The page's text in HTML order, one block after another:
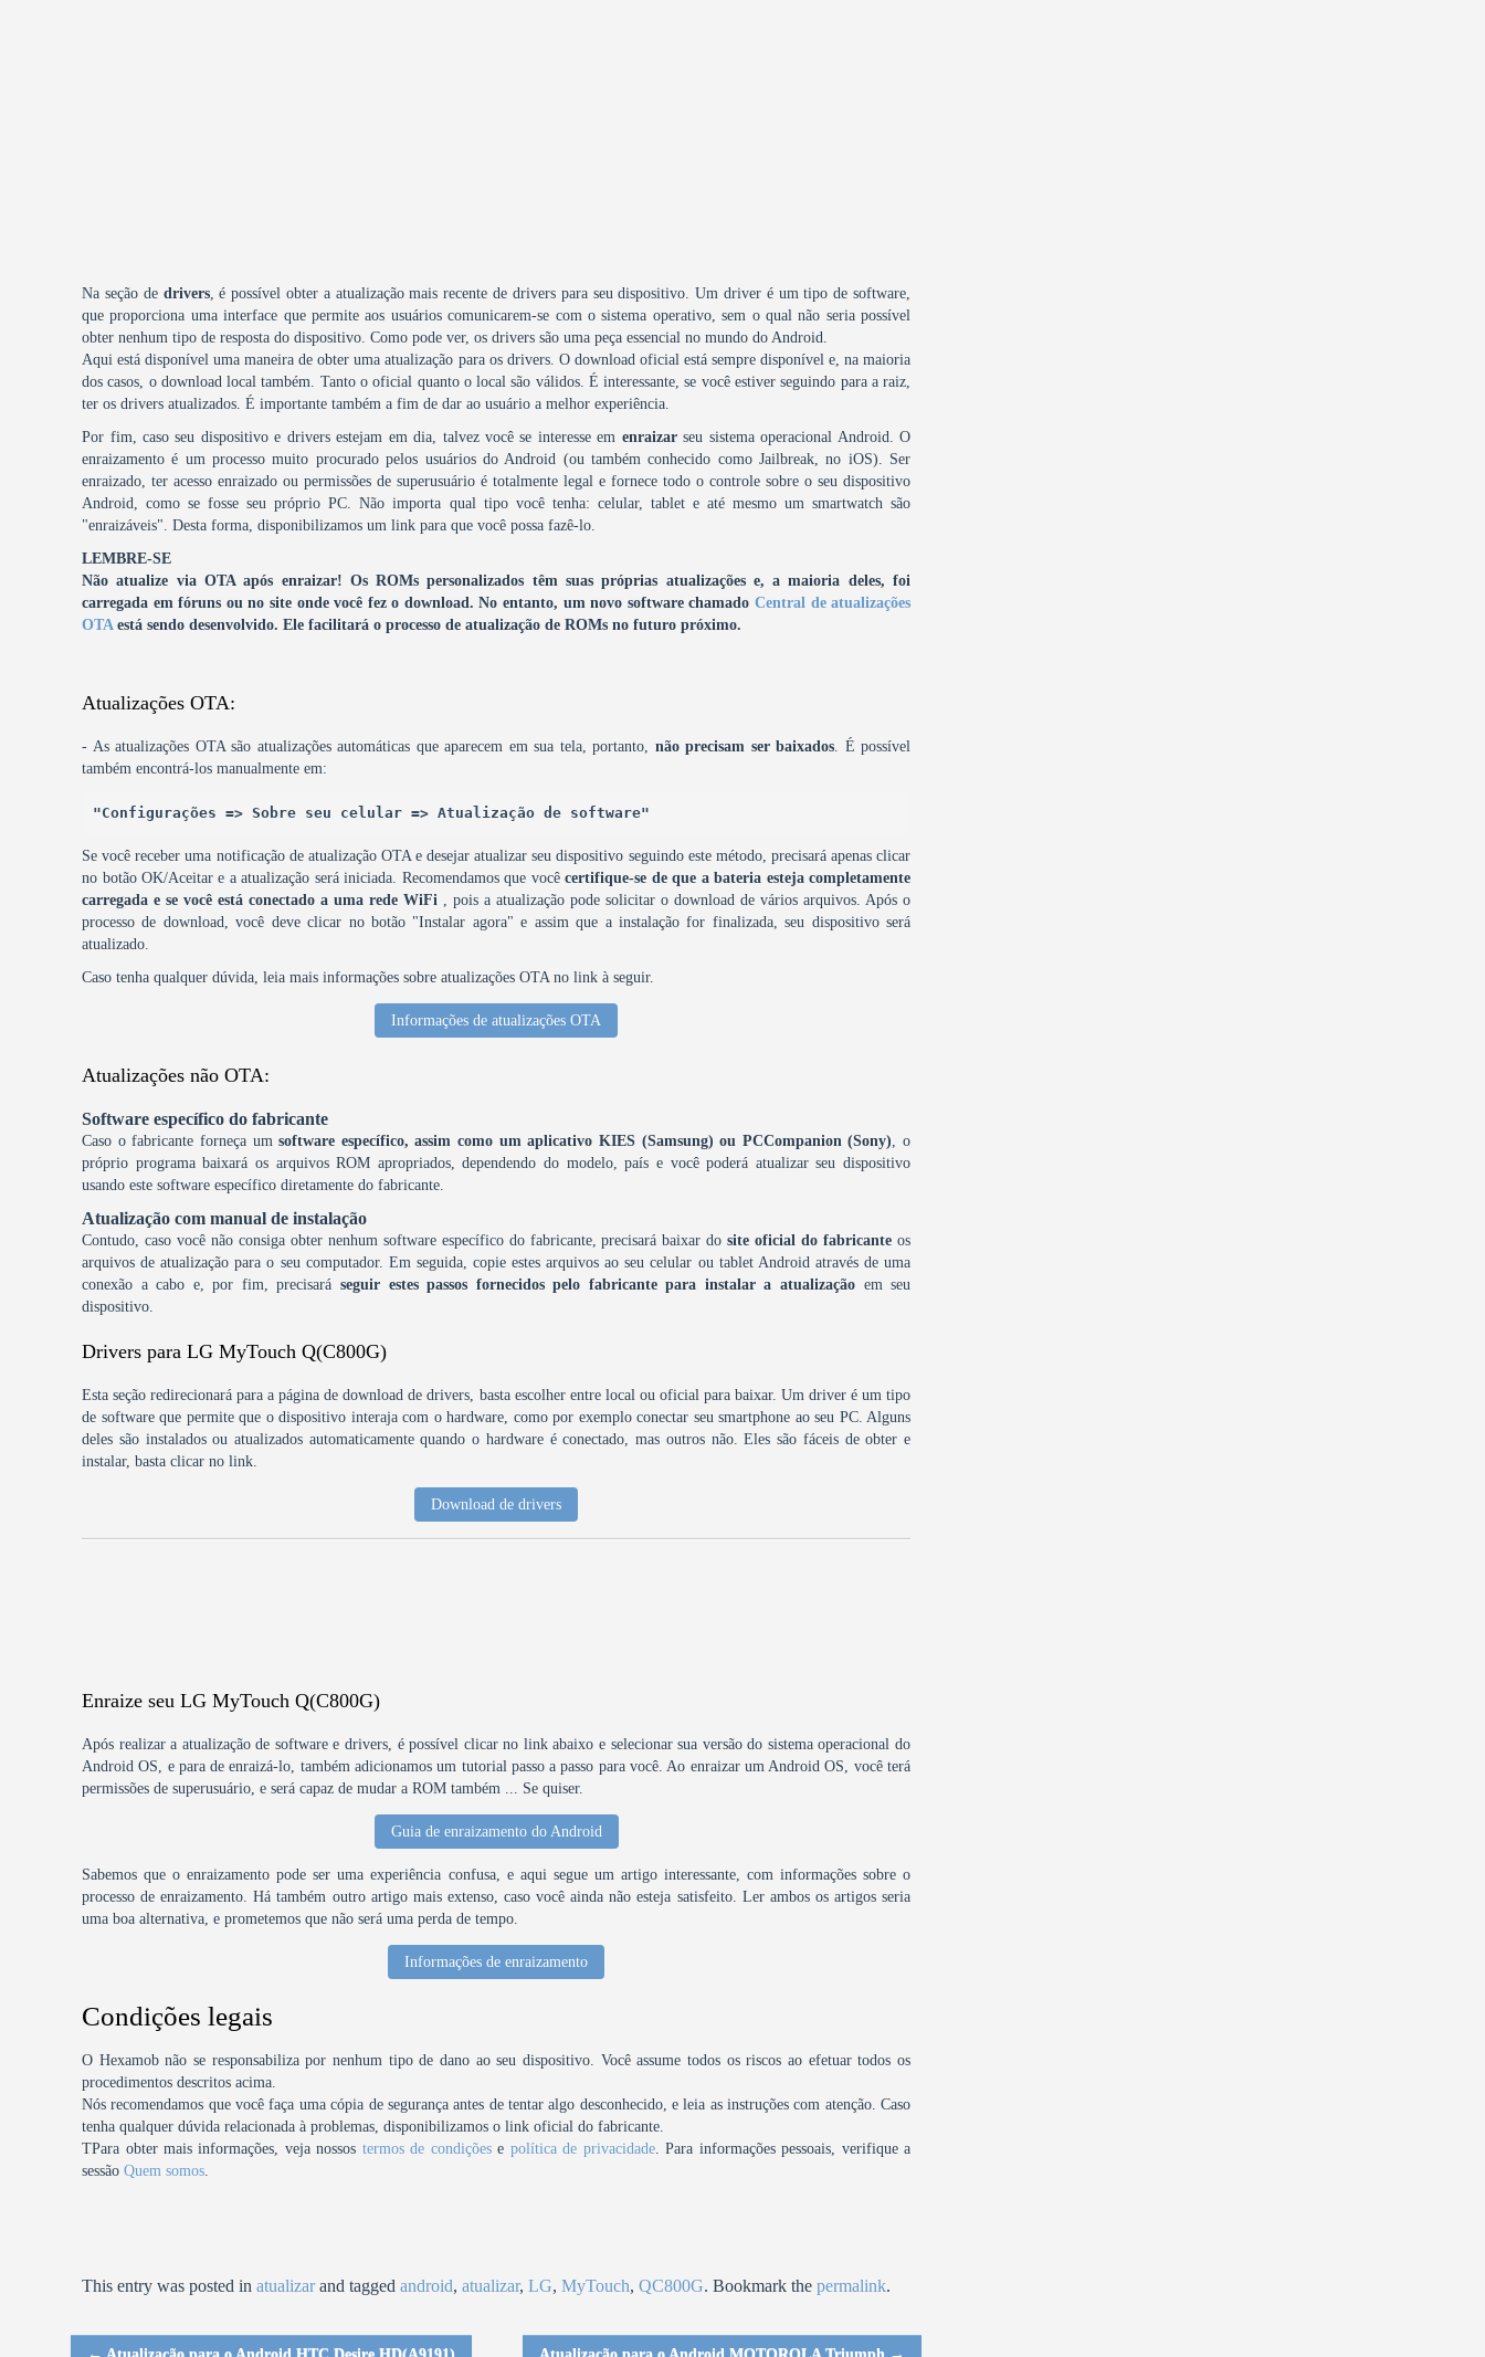
Na seção de drivers, é possível obter a atualização mais recente de drivers para seu dispositivo. Um driver é um tipo de software,
que proporciona uma interface que permite aos usuários comunicarem-se com o sistema operativo, sem o qual não seria possível
obter nenhum tipo de resposta do dispositivo. Como pode ver, os drivers são uma peça essencial no mundo do Android.
Aqui está disponível uma maneira de obter uma atualização para os drivers. O download oficial está sempre disponível e, na maioria
dos casos, o download local também. Tanto o oficial quanto o local são válidos. É interessante, se você estiver seguindo para a raiz,
ter os drivers atualizados. É importante também a fim de dar ao usuário a melhor experiência.
Por fim, caso seu dispositivo e drivers estejam em dia, talvez você se interesse em enraizarseu sistema operacional Android. O
enraizamento é um processo muito procurado pelos usuários do Android (ou também conhecido como Jailbreak, no iOS). Ser
enraizado, ter acesso enraizado ou permissões de superusuário é totalmente legal e fornece todo o controle sobre o seu dispositivo
Android, como se fosse seu próprio PC. Não importa qual tipo você tenha: celular, tablet e até mesmo um smartwatch são
"enraizáveis". Desta forma, disponibilizamos um link para que você possa fazê-lo.
LEMBRE-SE
Não atualize via OTA após enraizar! Os ROMs personalizados têm suas próprias atualizações e, a maioria deles, foi
carregada em fóruns ou no site onde você fez o download.No entanto, um novo software chamado Central de atualizações
OTAestá sendo desenvolvido. Ele facilitará o processo de atualização de ROMs no futuro próximo.
Atualizações OTA:
- As atualizações OTA são atualizações automáticas que aparecem em sua tela, portanto, não precisam ser baixados. É possível
também encontrá-los manualmente em:
"Configurações => Sobre seu celular => Atualização de software"
Se você receber uma notificação de atualização OTA e desejar atualizar seu dispositivo seguindo este método, precisará apenas clicar
no botão OK/Aceitar e a atualização será iniciada. Recomendamos que vocêcertifique-se de que a bateria esteja completamente
carregada e se você está conectado a uma rede WiFi , pois a atualização pode solicitar o download de vários arquivos. Após o
processo de download, você deve clicar no botão "Instalar agora" e assim que a instalação for finalizada, seu dispositivo será
atualizado.
Caso tenha qualquer dúvida, leia mais informações sobre atualizações OTA no link à seguir.
Informações de atualizações OTA
Atualizações não OTA:
Software específico do fabricante
Caso o fabricante forneça umsoftware específico, assim como um aplicativo KIES (Samsung) ou PCCompanion (Sony), o
próprio programa baixará os arquivos ROM apropriados, dependendo do modelo, país e você poderá atualizar seu dispositivo
usando este software específico diretamente do fabricante.
Atualização com manual de instalação
Contudo, caso você não consiga obter nenhum software específico do fabricante, precisará baixar dosite oficial do fabricante os
arquivos de atualização para o seu computador. Em seguida, copie estes arquivos ao seu celular ou tablet Android através de uma
conexão a cabo e, por fim, precisará seguir estes passos fornecidos pelo fabricante para instalar a atualizaçãoem seu
dispositivo.
Drivers para LG MyTouch Q(C800G)
Esta seção redirecionará para a página de download de drivers, basta escolher entre local ou oficial para baixar. Um driver é um tipo
de software que permite que o dispositivo interaja com o hardware, como por exemplo conectar seu smartphone ao seu PC. Alguns
deles são instalados ou atualizados automaticamente quando o hardware é conectado, mas outros não. Eles são fáceis de obter e
instalar, basta clicar no link.
Download de drivers
Enraize seu LG MyTouch Q(C800G)
Após realizar a atualização de software e drivers, é possível clicar no link abaixo e selecionar sua versão do sistema operacional do
Android OS, e para de enraizá-lo, também adicionamos um tutorial passo a passo para você. Ao enraizar um Android OS, você terá
permissões de superusuário, e será capaz de mudar a ROM também ... Se quiser.
Guia de enraizamento do Android
Sabemos que o enraizamento pode ser uma experiência confusa, e aqui segue um artigo interessante, com informações sobre o
processo de enraizamento. Há também outro artigo mais extenso, caso você ainda não esteja satisfeito. Ler ambos os artigos seria
uma boa alternativa, e prometemos que não será uma perda de tempo.
Informações de enraizamento
Condições legais
O Hexamob não se responsabiliza por nenhum tipo de dano ao seu dispositivo. Você assume todos os riscos ao efetuar todos os
procedimentos descritos acima.
Nós recomendamos que você faça uma cópia de segurança antes de tentar algo desconhecido, e leia as instruções com atenção. Caso
tenha qualquer dúvida relacionada à problemas, disponibilizamos o link oficial do fabricante.
TPara obter mais informações, veja nossos termos de condiçõese política de privacidade. Para informações pessoais, verifique a
sessãoQuem somos.
This entry was posted inatualizarand taggedandroid,atualizar,LG,MyTouch,QC800G. Bookmark thepermalink.